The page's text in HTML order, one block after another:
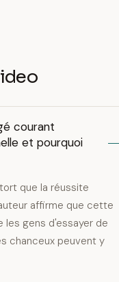
courant
et pourquoi
que la réussite
affirme que cette
les gens d'essayer de
chanceux peuvent y